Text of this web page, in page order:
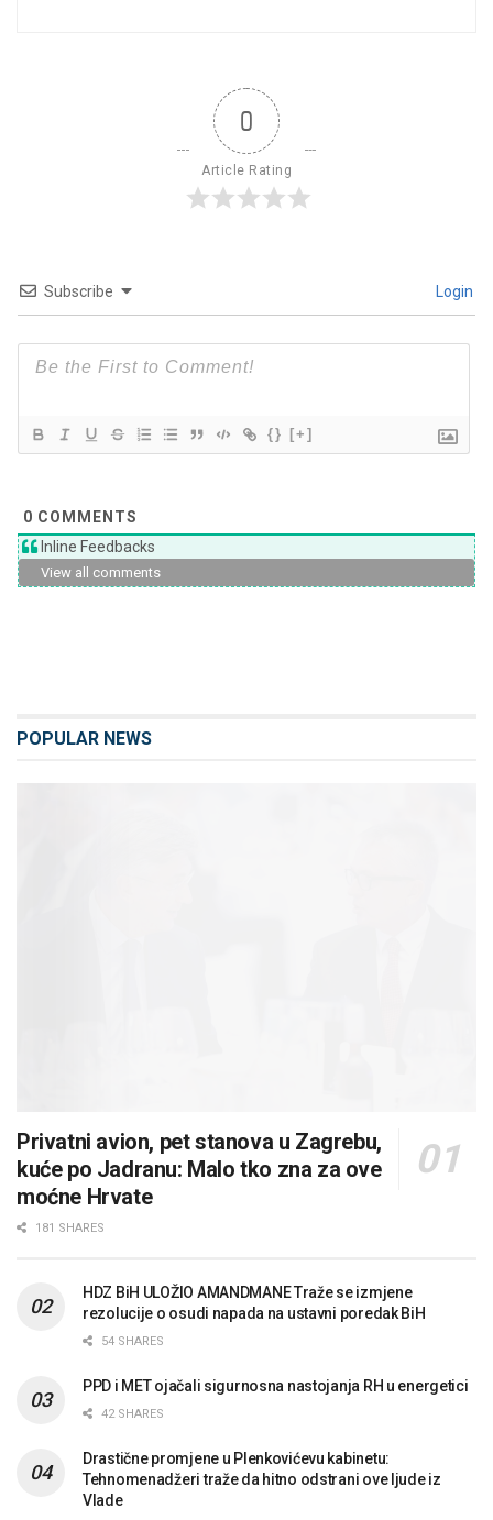
0
Article Rating
Subscribe Login
{} [+]
0 COMMENTS
Inline Feedbacks
View all comments
POPULAR NEWS
Privatni avion, pet stanova u Zagrebu,
kuće po Jadranu: Malo tko zna za ove
moćne Hrvate
181 SHARES
HDZ BiH ULOŽIO AMANDMANE Traže se izmjene
rezolucije o osudi napada na ustavni poredak BiH
54 SHARES
PPD i MET ojačali sigurnosna nastojanja RH u energetici
42 SHARES
Drastične promjene u Plenkovićevu kabinetu:
Tehnomenadžeri traže da hitno odstrani ove ljude iz
Vlade